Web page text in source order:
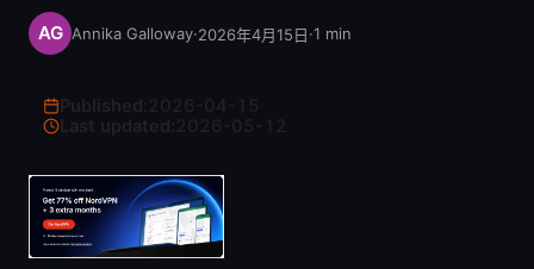
Annika Galloway·2026年4月15日·1 min
Last updated: